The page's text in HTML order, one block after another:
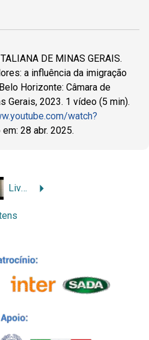
DE MINAS GERAIS.
a influência da imigração
Horizonte: Câmara de
Gerais, 2023. 1 vídeo (5 min).
watch?
28 abr. 2025.
Livro Imigrantes Italianos: Rubens Menin